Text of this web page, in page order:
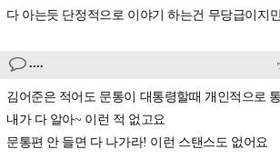
다 아는듯 단정적으로 이야기 하는건 무당급이지
....
김어준은 적어도 문통이 대통령할때 개인적으로
내가 다 알아~ 이런 적 없고요
문통편 안 들면 다 나가라! 이런 스탠스도 없어요